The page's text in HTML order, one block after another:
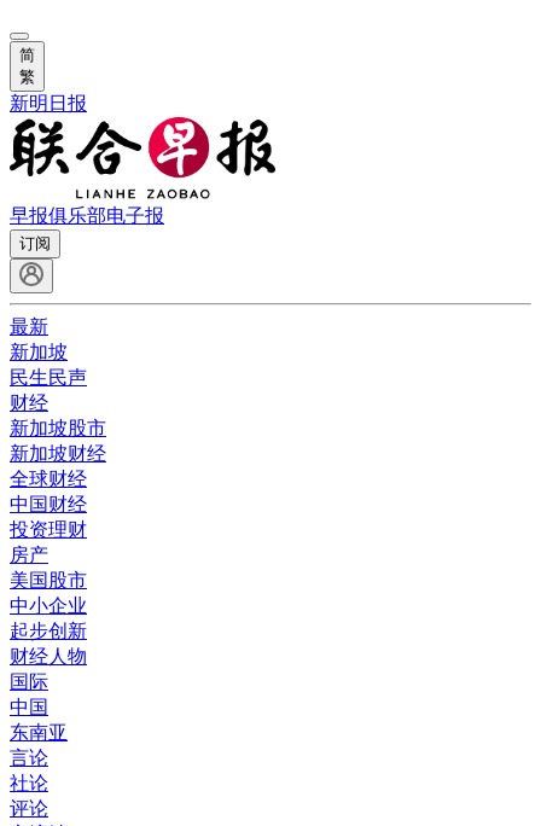
简
繁
新明日报
早报俱乐部电子报
订阅
最新
新加坡
民生民声
财经
新加坡股市
新加坡财经
全球财经
中国财经
投资理财
房产
美国股市
中小企业
起步创新
财经人物
国际
中国
东南亚
言论
社论
评论